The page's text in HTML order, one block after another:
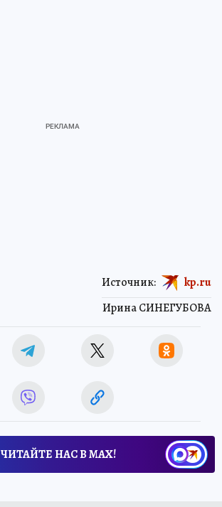
Ирина СИНЕГУБОВА
Источник: kp.ru
ЧИТАЙТЕ НАС В МАХ!